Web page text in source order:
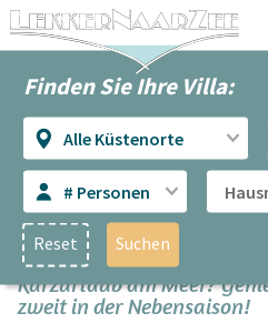
Finden Sie Ihre Villa:
Alle Küstenorte
# Personen
Suchen
Reset
Kurzurlaub am Meer?
zweit in der Nebensaison!